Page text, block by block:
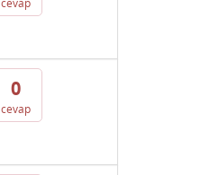
0
cevap